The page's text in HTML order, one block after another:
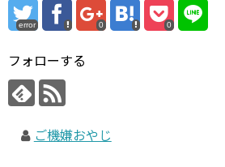
error 0 0
フォローする
ご機嫌おやじ